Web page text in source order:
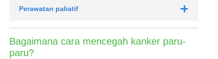
Perawatan paliatif
Bagaimana cara mencegah kanker paru-
paru?